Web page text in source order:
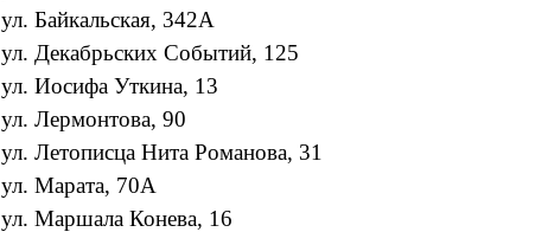
ул. Байкальская, 342А
ул. Декабрьских Событий, 125
ул. Иосифа Уткина, 13
ул. Лермонтова, 90
ул. Летописца Нита Романова, 31
ул. Марата, 70А
ул. Маршала Конева, 16